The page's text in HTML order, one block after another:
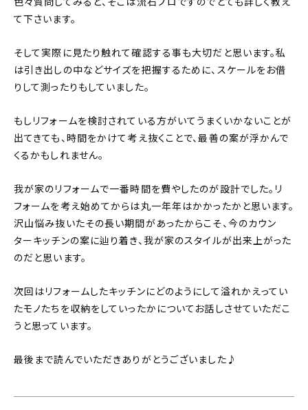
て下さいます。
そして実際に見たり触れて確認する事も大切だと思います。私
は引き出しの中などサイズを把握するために、スケールをお借
りして測ったりもしていました。
もしリフォームを検討されている方がいてうまくいかないことが
出てきても、時間をかけて考え抜くことで、最善の案が浮かんで
くるかもしれません。
我が家のリフォームで一番時間を費やしたのが設計でした。リ
フォームを考え始めてからは丸一年年はかかったかと思います。
沢山悩み抜いたその長い期間があったからこそ、今のカウン
ターキッチンの案に辿り着き、我が家のスタイルが出来上がった
のだと思います。
次回はリフォームしたキッチンにどのようにして溢れかえってい
たモノたちを収納をしていったかについてお話しさせていただこ
うと思っています。
最後まで読んでいただきありがとうございました♪